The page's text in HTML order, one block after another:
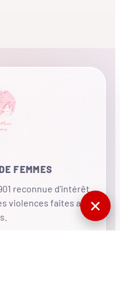
FEMMES
reconnue d'intérêt
violences faites aux ✕